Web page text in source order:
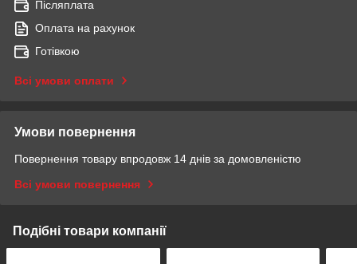
Післяплата
Оплата на рахунок
Готівкою
Всі умови оплати
Умови повернення
Повернення товару впродовж 14 днів за домовленістю
Всі умови повернення
Подібні товари компанії